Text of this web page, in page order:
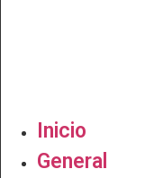
Inicio
General